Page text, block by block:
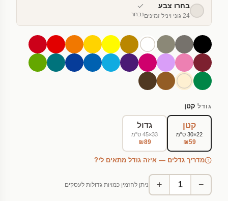
בחרו צבע
24 גוני ויניל זמינים נבחר
גודל קטן
קטן
22×30 ס"מ
₪59
גדול
33×45 ס"מ
₪89
מדריך גדלים — איזה גודל מתאים לי?
−
+ ניתן להזמין כמויות גדולות לעסקים